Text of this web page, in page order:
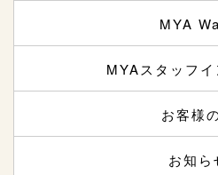
MYA
MYAスタッフ
お客様
お知ら